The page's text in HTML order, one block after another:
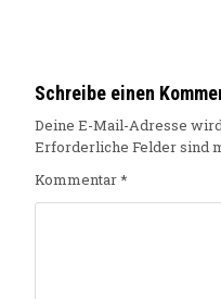
Schreibe einen
Deine E-Mail-Adresse
Erforderliche Felder sind
Kommentar*